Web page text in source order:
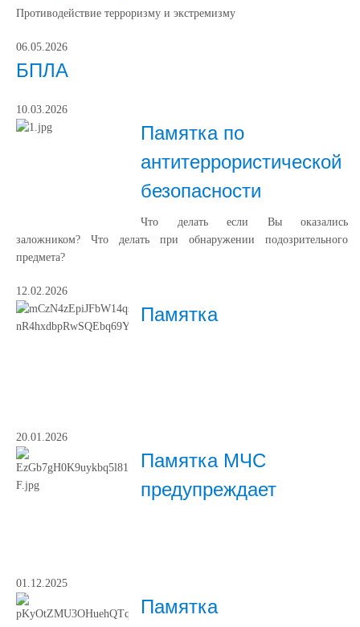
Противодействие терроризму и экстремизму
06.05.2026
БПЛА
10.03.2026
Памятка по
антитеррористической
безопасности
Что делать если Вы оказались
заложником? Что делать при обнаружении подозрительного
предмета?
12.02.2026
Памятка
20.01.2026
Памятка МЧС
предупреждает
01.12.2025
Памятка